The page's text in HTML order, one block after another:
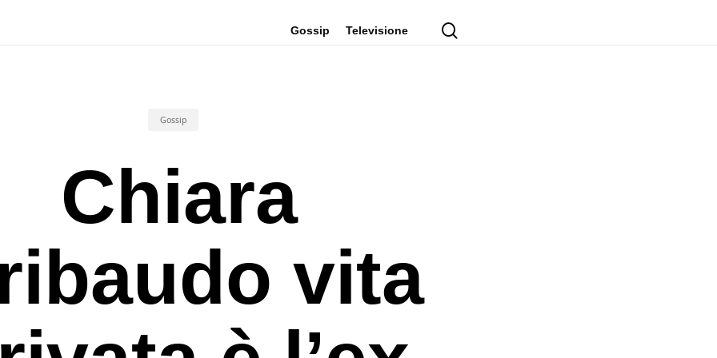
Gossip Televisione
Gossip
Chiara
vita